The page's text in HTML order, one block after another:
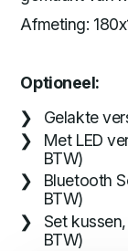
Afmeting:
Optioneel:
Gelakte
Met LED
BTW)
Bluetooth
BTW)
Set
BTW)